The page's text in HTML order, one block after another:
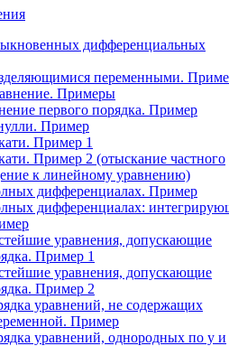
дифференциальных
переменными.
Примеры
первого порядка. Пример
Пример
Пример 1
Пример 2 (отыскание частного
к линейному уравнению)
дифференциалах. Пример
дифференциалах:
уравнения, допускающие
Пример 1
уравнения, допускающие
Пример 2
уравнений, не содержащих
Пример
уравнений, однородных по у и